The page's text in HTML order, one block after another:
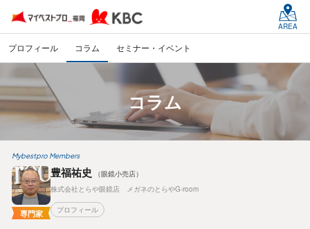
AREA
プロフィール コラム セミナー・イベント
コラム
Mybestpro Members
専門家
豊福祐史
（眼鏡小売店）
株式会社とらや眼鏡店 メガネのとらやG-room
プロフィール